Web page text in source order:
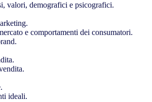
valori, demografici e psicografici.
e comportamenti dei consumatori.
ideali.